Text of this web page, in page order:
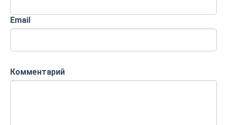
Email
Комментарий